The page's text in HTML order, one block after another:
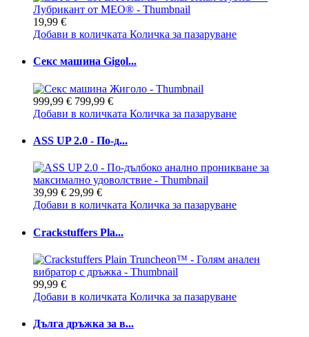
19,99 €
Добави в количката Количка за пазаруване
Секс машина Gigol...
999,99 € 799,99 €
Добави в количката Количка за пазаруване
ASS UP 2.0 - По-д...
39,99 € 29,99 €
Добави в количката Количка за пазаруване
Crackstuffers Pla...
99,99 €
Добави в количката Количка за пазаруване
Дълга дръжка за в...